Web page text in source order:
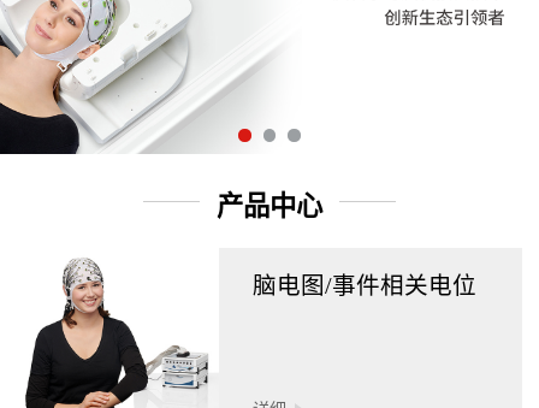
产品中心
脑电图/事件相关电位